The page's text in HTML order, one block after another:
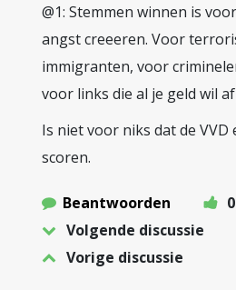
@1: Stemmen winnen is
angst creeeren. Voor
immigranten, voor
voor links die al je geld wil
Is niet voor niks dat de VVD
scoren.
Beantwoorden
0
Volgende discussie
Vorige discussie